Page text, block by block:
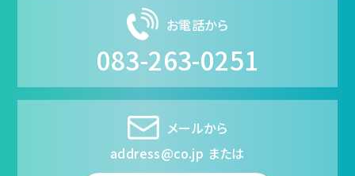
お電話から
083-263-0251
メールから
address@co.jp または